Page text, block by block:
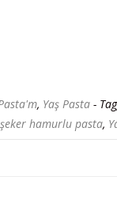
, Yaş Pasta -
şeker hamurlu pasta,